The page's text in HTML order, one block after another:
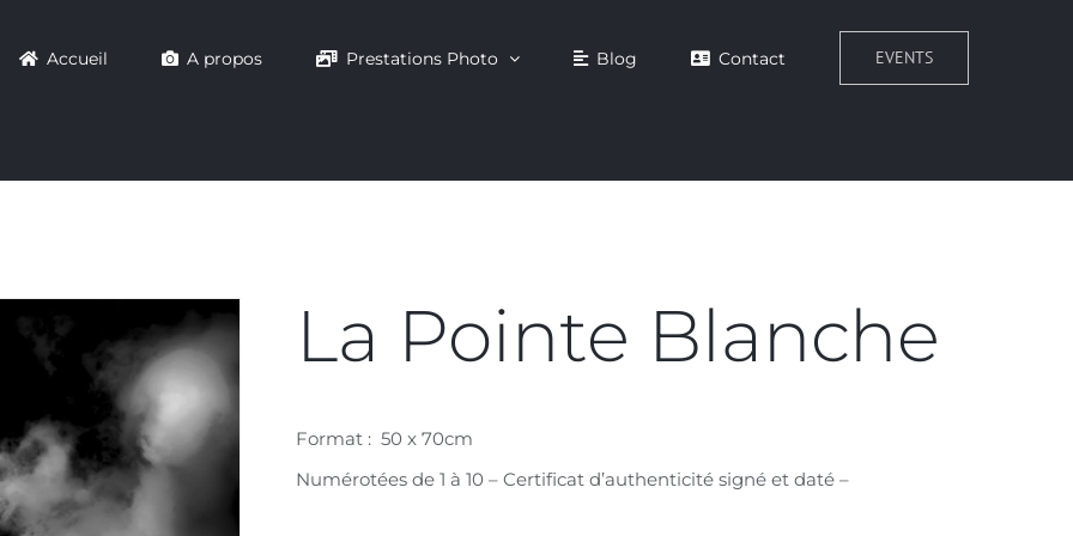
Accueil A propos Prestations Photo Blog Contact EVENTS
La Pointe Blanche
Format : 50 x 70cm
Numérotées de 1 à 10 – Certificat d’authenticité signé et daté –